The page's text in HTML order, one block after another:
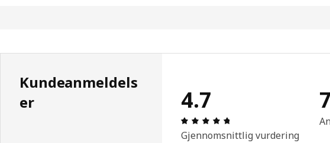
Kundeanmeldels
er
4.7
Produktomtale: 4.7
Gjennomsnittlig vurdering
7